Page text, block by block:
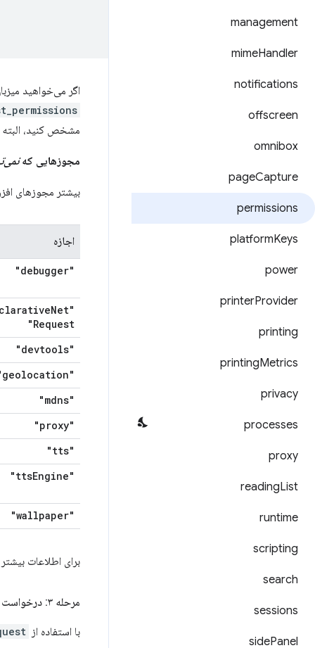
management
mimeHandler
notifications
offscreen
omnibox
pageCapture
permissions
platformKeys
power
printerProvider
printing
printingMetrics
privacy
processes
proxy
readingList
runtime
scripting
search
sessions
sidePanel
اگر می‌خواهید
مشخص کنید،
مجوزهایی که
بیشتر مجوزهای
اجازه
"debugger"
"declarative
Net
Request"
"devtools"
"geolocation"
"mdns"
"proxy"
"tts"
"tts
Engine"
"wallpaper"
برای اطلاعات
مرحله ۳: درخواست مجوزهای اختیاری
با استفاده از